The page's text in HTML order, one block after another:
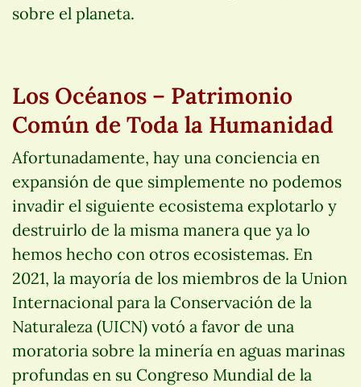
sobre el planeta.
Los Océanos – Patrimonio
Común de Toda la Humanidad
Afortunadamente, hay una conciencia en
expansión de que simplemente no podemos
invadir el siguiente ecosistema explotarlo y
destruirlo de la misma manera que ya lo
hemos hecho con otros ecosistemas. En
2021, la mayoría de los miembros de la Union
Internacional para la Conservación de la
Naturaleza (UICN) votó a favor de una
moratoria sobre la minería en aguas marinas
profundas en su Congreso Mundial de la